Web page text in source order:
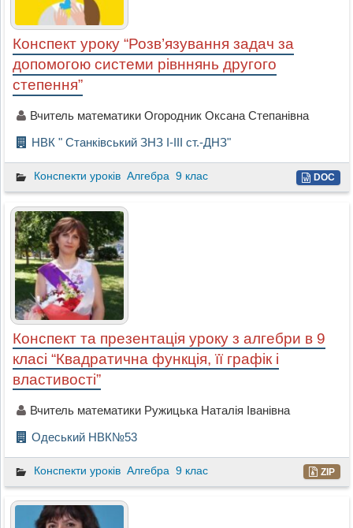
Конспект уроку “Розв’язування задач за
допомогою системи рівннянь другого
степення”
Вчитель математики Огородник Оксана Степанівна
НВК " Станківський ЗНЗ I-III ст.-ДНЗ"
Конспекти уроків Алгебра 9 клас DOC
Конспект та презентація уроку з алгебри в 9
класі “Квадратична функція, її графік і
властивості”
Вчитель математики Ружицька Наталія Іванівна
Одеський НВК№53
Конспекти уроків Алгебра 9 клас ZIP